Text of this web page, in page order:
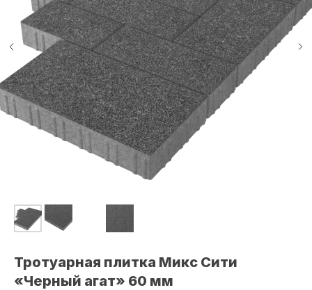
Тротуарная плитка Микс Сити
«Черный агат» 60 мм